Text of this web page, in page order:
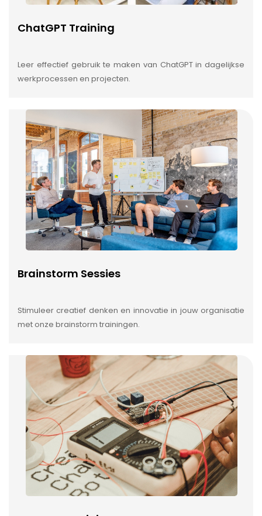
ChatGPT Training
Leer effectief gebruik te maken van ChatGPT in dagelijkse
werkprocessen en projecten.
Brainstorm Sessies
Stimuleer creatief denken en innovatie in jouw organisatie
met onze brainstorm trainingen.